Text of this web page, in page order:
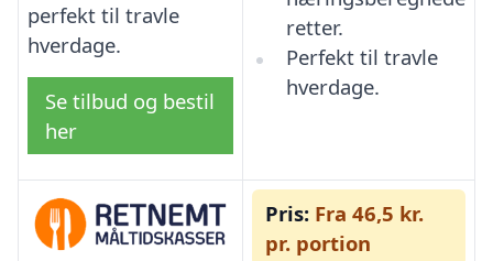
perfekt til travle
hverdage.
Se tilbud og bestil
her
retter.
Perfekt til travle
hverdage.
Pris: Fra 46,5 kr.
pr. portion